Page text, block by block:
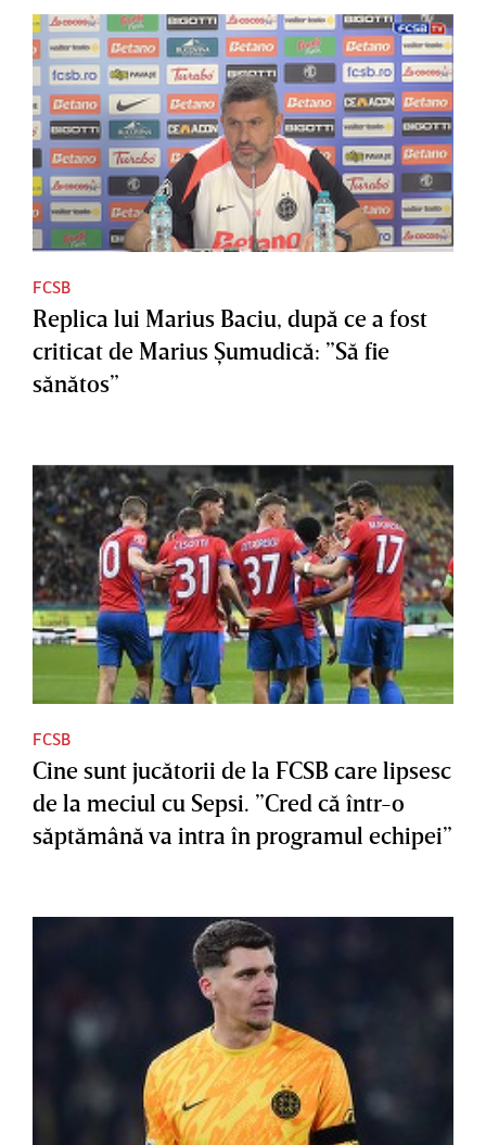
FCSB
Replica lui Marius Baciu, după ce a fost
criticat de Marius Şumudică: ”Să fie
sănătos”
FCSB
Cine sunt jucătorii de la FCSB care lipsesc
de la meciul cu Sepsi. ”Cred că într-o
săptămână va intra în programul echipei”